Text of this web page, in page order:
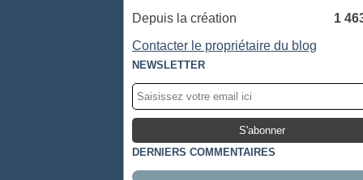
Depuis la création
1
Contacter le propriétaire du blog
NEWSLETTER
DERNIERS COMMENTAIRES